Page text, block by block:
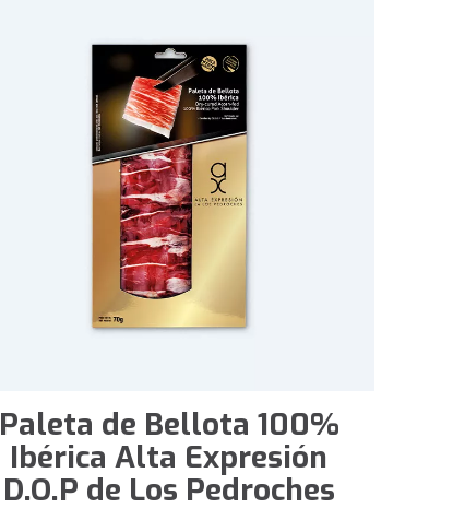
Paleta de Bellota 100%
Ibérica Alta Expresión
D.O.P de Los Pedroches